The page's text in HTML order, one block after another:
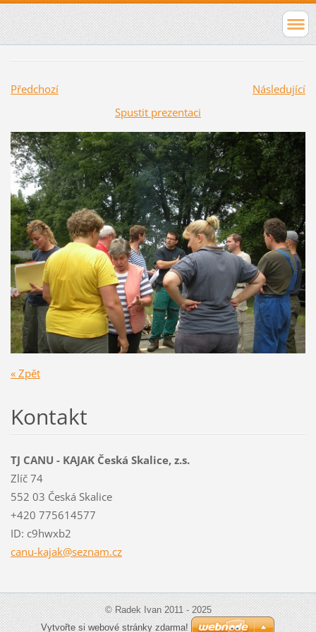
Předchozí
Následující
Spustit prezentaci
« Zpět
Kontakt
TJ CANU - KAJAK Česká Skalice, z.s.
Zlíč 74
552 03 Česká Skalice
+420 775614577
ID: c9hwxb2
canu-kajak@seznam.cz
© Radek Ivan 2011 - 2025
Vytvořte si webové stránky zdarma!